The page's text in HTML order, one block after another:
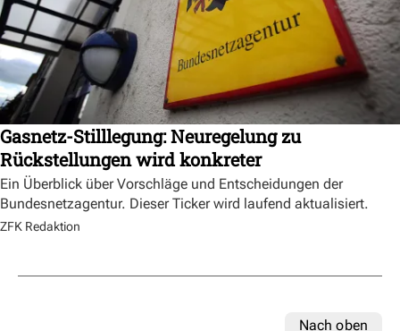
Gasnetz-Stilllegung: Neuregelung zu
Rückstellungen wird konkreter
Ein Überblick über Vorschläge und Entscheidungen der
Bundesnetzagentur. Dieser Ticker wird laufend aktualisiert.
ZFK Redaktion
Nach oben